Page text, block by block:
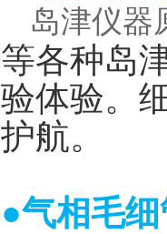
岛津仪器
等各种岛
验体验。
护航。
●气相毛